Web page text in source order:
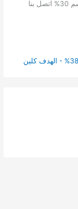
1 فكرة عن “شركة تنظيف فرش بعرعر خصم 30% اتصل بنا